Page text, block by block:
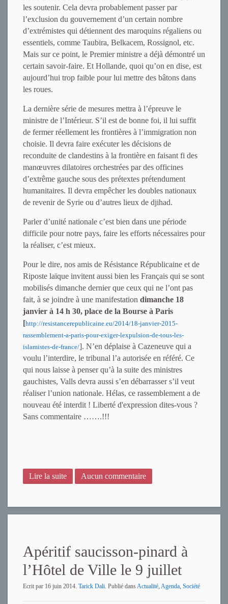
les soutenir. Cela devra probablement passer par
l’exclusion du gouvernement d’un certain nombre
d’extrémistes qui détiennent des maroquins régaliens ou
essentiels, comme Taubira, Belkacem, Rossignol, etc.
Mais sur ce point, le Premier ministre a déjà démontré un
certain savoir-faire. Et Hollande, quoi qu’on en dise, est
aujourd’hui trop faible pour lui mettre des bâtons dans
les roues.
La dernière série de mesures mettra à l’épreuve le
ministre de l’Intérieur. S’il est de bonne foi, il lui suffit
de fermer réellement les frontières à l’immigration non
choisie. Il devra faire exécuter les décisions de
reconduite de clandestins à la frontière en faisant fi des
manœuvres dilatoires orchestrées par des officines
d’extrême gauche sous des prétextes prétendument
humanitaires. Il devra empêcher les doubles nationaux
de revenir de Syrie ou d’autres lieux de djihad.
Parler d’unité nationale c’est bien dans une période
difficile pour notre pays, faire les efforts nécessaires pour
la réaliser, c’est mieux.
Pour le dire, nos amis de Résistance Républicaine et de
Riposte laïque invitent aussi bien les Français qui se sont
mobilisés dimanche dernier que ceux qui ne l’ont pas
fait, à se joindre à une manifestation dimanche 18
janvier à 14 h 30, place de la Bourse à Paris
[http://resistancerepublicaine.eu/2014/18-janvier-2015-
rassemblement-a-paris-pour-exiger-lexpulsion-de-tous-les-
islamistes-de-france/]. N’en déplaise à Cazeneuve qui a
voulu l’interdire, le tribunal l’a autorisée en référé. Ce
qui nous laisse à penser qu’à la suite des ministres
gauchistes, Valls devra aussi s’en débarrasser s’il veut
réaliser l’union nationale. Hélas, ce rassemblement a de
nouveau été interdit ! Liberté d'expression dites-vous ?
Sans commentaire …….!!!
Lire la suite Aucun commentaire
Apéritif saucisson-pinard à
l’Hôtel de Ville le 9 juillet
Ecrit par 16 juin 2014. Tarick Dali. Publié dansActualité, Agenda, Société